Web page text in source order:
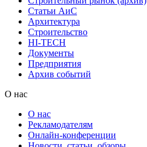
Статьи АиС
Архитектура
Строительство
HI-TECH
Документы
Предприятия
Архив событий
О нас
О нас
Рекламодателям
Онлайн-конференции